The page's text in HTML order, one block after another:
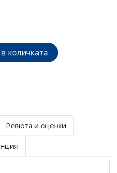
количката
Ревюта и оценки